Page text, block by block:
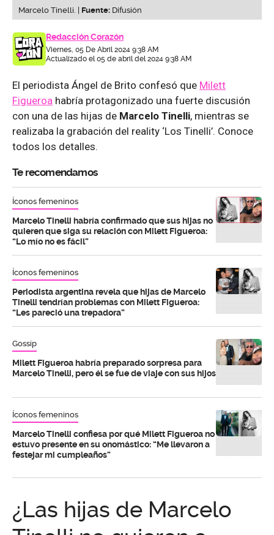
Marcelo Tinelli. | Fuente: Difusión
Redacción Corazón
Viernes, 05 De Abril 2024 9:38 AM
Actualizado el 05 de abril del 2024 9:38 AM
El periodista Ángel de Brito confesó que Milett
Figueroa habría protagonizado una fuerte discusión
con una de las hijas de Marcelo Tinelli, mientras se
realizaba la grabación del reality ‘Los Tinelli’. Conoce
todos los detalles.
Te recomendamos
Íconos femeninos
Marcelo Tinelli habría confirmado que sus hijas no
quieren que siga su relación con Milett Figueroa:
“Lo mío no es fácil”
Íconos femeninos
Periodista argentina revela que hijas de Marcelo
Tinelli tendrían problemas con Milett Figueroa:
“Les pareció una trepadora”
Gossip
Milett Figueroa habría preparado sorpresa para
Marcelo Tinelli, pero él se fue de viaje con sus hijos
Íconos femeninos
Marcelo Tinelli confiesa por qué Milett Figueroa no
estuvo presente en su onomástico: “Me llevaron a
festejar mi cumpleaños”
¿Las hijas de Marcelo